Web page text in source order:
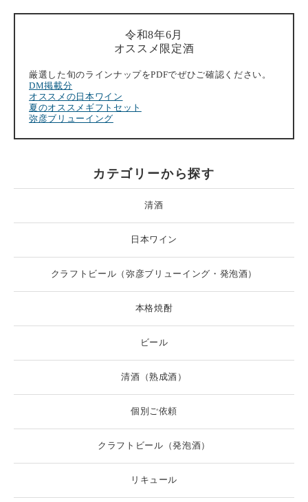
令和8年6月
オススメ限定酒
厳選した旬のラインナップをPDFでぜひご確認ください。
DM掲載分
オススメの日本ワイン
夏のオススメギフトセット
弥彦ブリューイング
カテゴリーから探す
清酒
日本ワイン
クラフトビール（弥彦ブリューイング・発泡酒）
本格焼酎
ビール
清酒（熟成酒）
個別ご依頼
クラフトビール（発泡酒）
リキュール